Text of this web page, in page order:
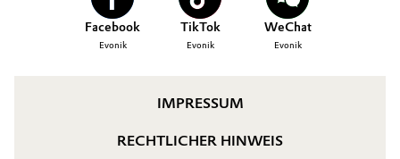
Facebook
Evonik
TikTok
Evonik
WeChat
Evonik
IMPRESSUM
RECHTLICHER HINWEIS